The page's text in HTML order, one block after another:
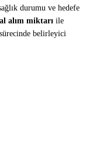
durumu ve hedefe
alım miktarı ile
belirleyici